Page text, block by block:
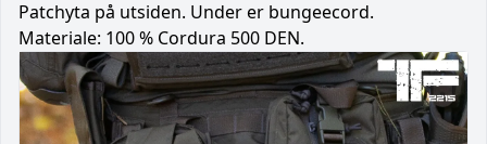
Patchyta på utsiden. Under er bungeecord.
Materiale: 100 % Cordura 500 DEN.